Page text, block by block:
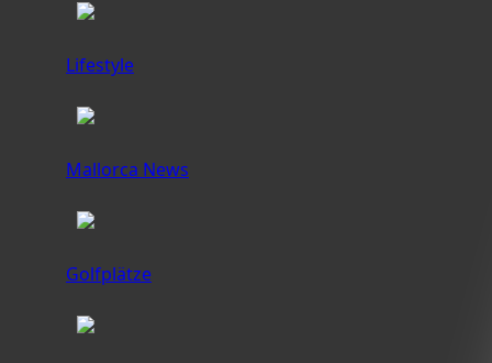
Lifestyle
Mallorca News
Golfplätze